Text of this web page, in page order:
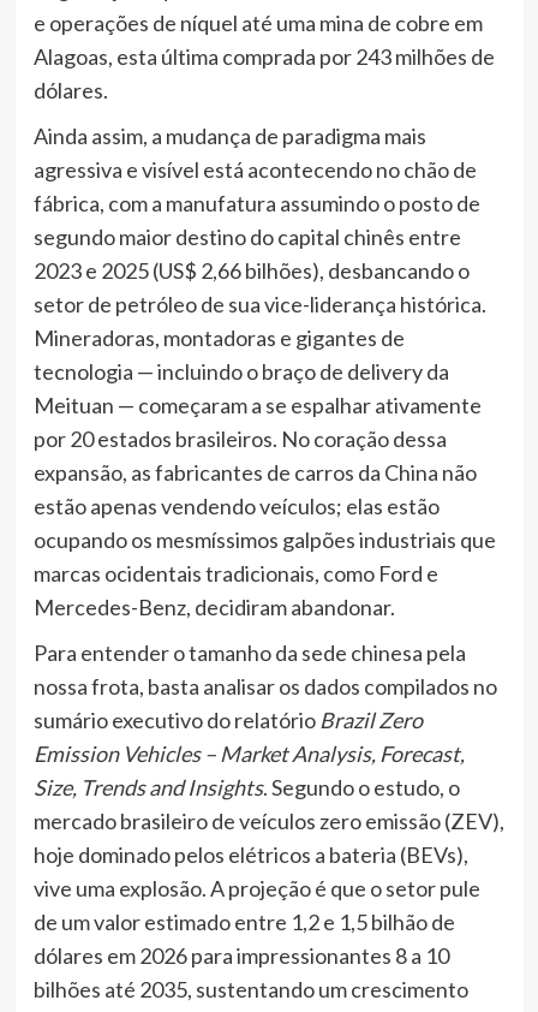
e operações de níquel até uma mina de cobre em
Alagoas, esta última comprada por 243 milhões de
dólares.
Ainda assim, a mudança de paradigma mais
agressiva e visível está acontecendo no chão de
fábrica, com a manufatura assumindo o posto de
segundo maior destino do capital chinês entre
2023 e 2025 (US$ 2,66 bilhões), desbancando o
setor de petróleo de sua vice-liderança histórica.
Mineradoras, montadoras e gigantes de
tecnologia — incluindo o braço de delivery da
Meituan — começaram a se espalhar ativamente
por 20 estados brasileiros. No coração dessa
expansão, as fabricantes de carros da China não
estão apenas vendendo veículos; elas estão
ocupando os mesmíssimos galpões industriais que
marcas ocidentais tradicionais, como Ford e
Mercedes-Benz, decidiram abandonar.
Para entender o tamanho da sede chinesa pela
nossa frota, basta analisar os dados compilados no
sumário executivo do relatório Brazil Zero
Emission Vehicles – Market Analysis, Forecast,
Size, Trends and Insights. Segundo o estudo, o
mercado brasileiro de veículos zero emissão (ZEV),
hoje dominado pelos elétricos a bateria (BEVs),
vive uma explosão. A projeção é que o setor pule
de um valor estimado entre 1,2 e 1,5 bilhão de
dólares em 2026 para impressionantes 8 a 10
bilhões até 2035, sustentando um crescimento